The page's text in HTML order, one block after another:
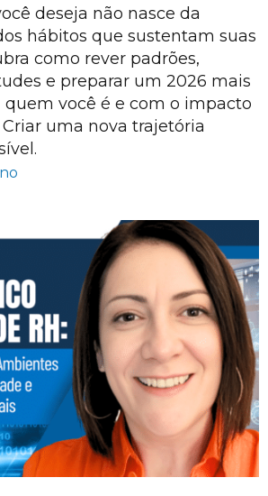
deseja não nasce da
hábitos que sustentam suas
como rever padrões,
e preparar um 2026 mais
você é e com o impacto
uma nova trajetória